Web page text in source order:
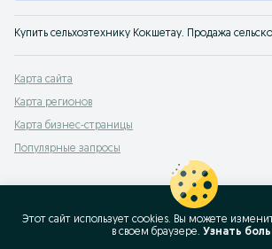
Купить сельхозтехнику Кокшетау. Продажа
Карта сайта
Карта регионов
Карта бизнес-страницы
Популярные запросы
Этот сайт использует cookies. Вы можете
в своeм браузере. Узнать